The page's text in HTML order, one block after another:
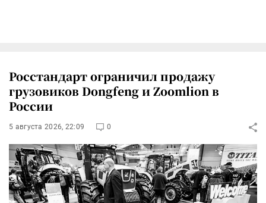
Росстандарт ограничил продажу
грузовиков Dongfeng и Zoomlion в
России
5 августа 2026, 22:09 0